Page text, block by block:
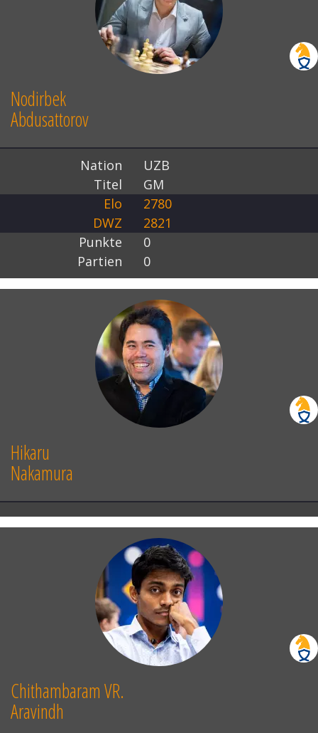
Nodirbek
Abdusattorov
Nation
UZB
Titel
GM
Elo
2780
DWZ
2821
Punkte
0
Partien
0
Hikaru
Nakamura
Chithambaram VR.
Aravindh